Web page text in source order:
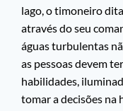
lago, o timoneiro
através do seu
águas turbulentas
as pessoas devem
habilidades,
tomar a decisões na